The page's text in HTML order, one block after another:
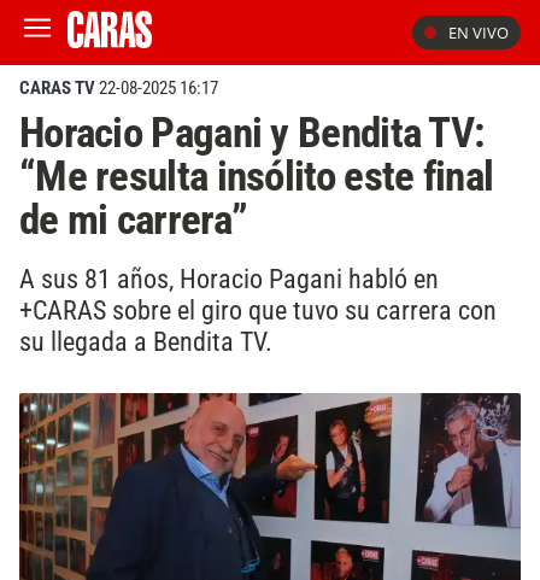
EN VIVO
CARAS TV22-08-2025 16:17
Horacio Pagani y Bendita TV:
“Me resulta insólito este final
de mi carrera”
A sus 81 años, Horacio Pagani habló en
+CARAS sobre el giro que tuvo su carrera con
su llegada a Bendita TV.